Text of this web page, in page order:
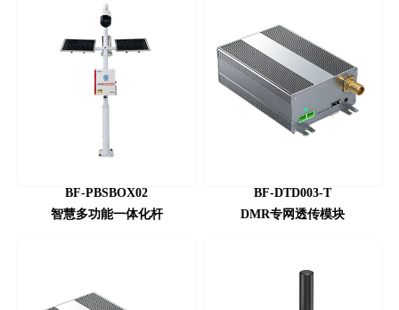
BF-PBSBOX02
智慧多功能一体化杆
BF-DTD003-T
DMR专网透传模块